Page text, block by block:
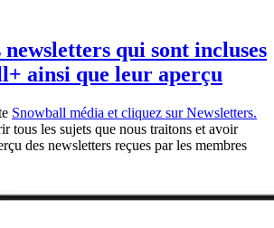
qui sont incluses
ainsi que leur aperçu
Snowball média et cliquez sur Newsletters.
tous les sujets que nous traitons et avoir
des newsletters reçues par les membres